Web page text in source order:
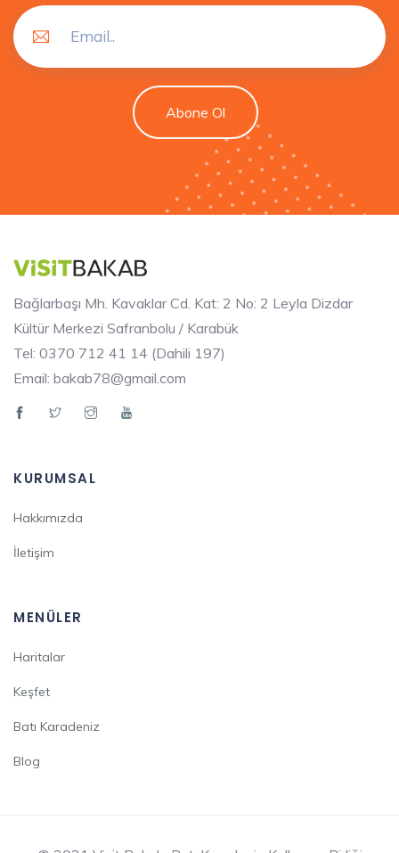
Abone Ol
Bağlarbaşı Mh. Kavaklar Cd. Kat: 2 No: 2 Leyla Dizdar
Kültür Merkezi Safranbolu / Karabük
Tel: 0370 712 41 14 (Dahili 197)
Email: bakab78@gmail.com
KURUMSAL
Hakkımızda
İletişim
MENÜLER
Haritalar
Keşfet
Batı Karadeniz
Blog